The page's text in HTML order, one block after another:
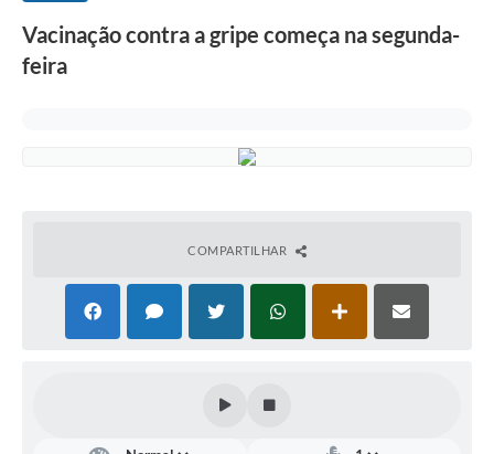
Contato
Vacinação contra a gripe começa na segunda-
feira
COMPARTILHAR